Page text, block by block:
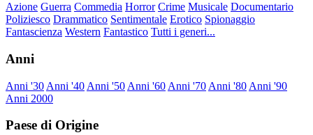
Azione Guerra Commedia Horror Crime Musicale Documentario
Poliziesco Drammatico Sentimentale Erotico Spionaggio
Fantascienza Western Fantastico Tutti i generi...
Anni
Anni '30 Anni '40 Anni '50 Anni '60 Anni '70 Anni '80 Anni '90
Anni 2000
Paese di Origine